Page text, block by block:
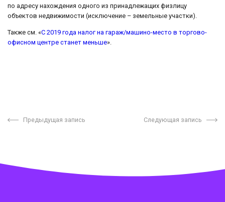
по адресу нахождения одного из принадлежащих физлицу
объектов недвижимости (исключение – земельные участки).
Также см. «С 2019 года налог на гараж/машино-место в торгово-
офисном центре станет меньше».
Предыдущая запись Следующая запись